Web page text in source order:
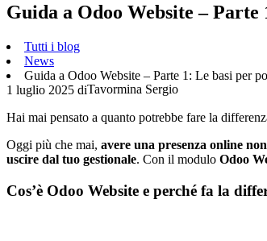
Guida a Odoo Website –
Tutti i blog
News
Guida a Odoo Website – Parte 1: Le basi per
1 luglio 2025 diTavormina Sergio
Hai mai pensato a quanto potrebbe fare la
Oggi più che mai, avere una presenza online
uscire dal tuo gestionale. Con il modulo Odoo
Cos’è Odoo Website e perché fa la